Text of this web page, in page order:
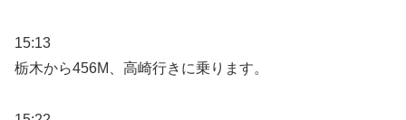
15:13
栃木から456M、高崎行きに乗ります。